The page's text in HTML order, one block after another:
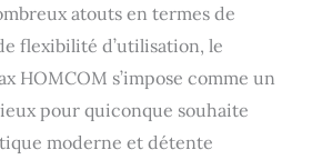
atouts en termes de
flexibilité d’utilisation, le
HOMCOM s’impose comme un
pour quiconque souhaite
moderne et détente